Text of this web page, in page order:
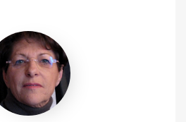
Annie
Sartre-
Fauriat